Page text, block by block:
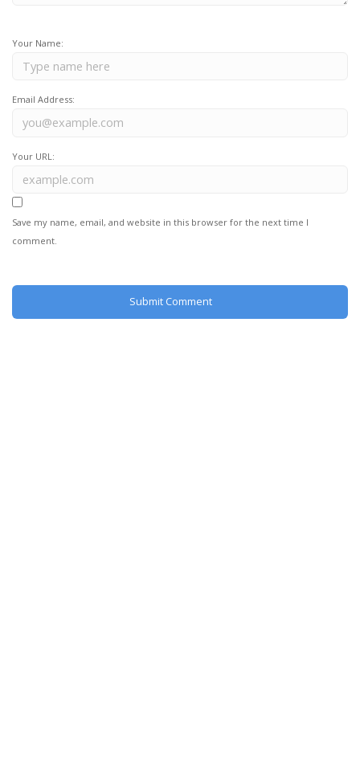
Your Name:
Email Address:
Your URL:
Save my name, email, and website in this browser for the next time I
comment.